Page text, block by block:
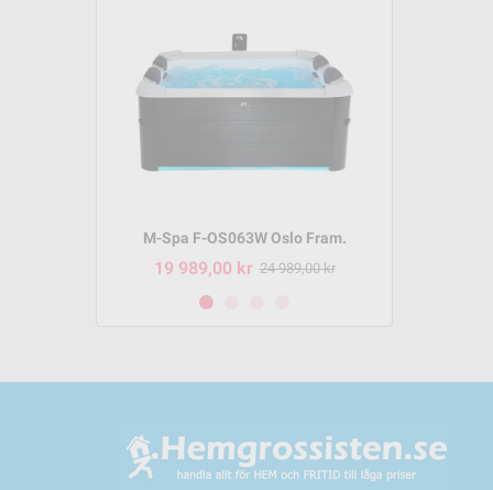
M-Spa F-OS063W Oslo Fram.
19 989,00 kr 24 989,00 kr